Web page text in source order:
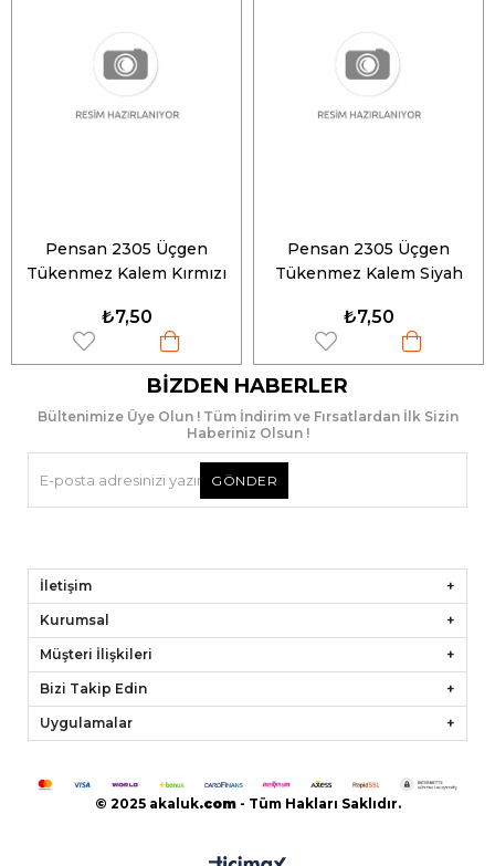
Pensan 2305 Üçgen
Tükenmez Kalem Kırmızı
₺7,50
Pensan 2305 Üçgen
Tükenmez Kalem Siyah
₺7,50
BIZDEN HABERLER
Bültenimize Üye Olun ! Tüm İndirim ve Fırsatlardan İlk Sizin
Haberiniz Olsun !
GÖNDER
İletişim
Kurumsal
Müşteri İlişkileri
Bizi Takip Edin
Uygulamalar
© 2025 akaluk.com- Tüm Hakları Saklıdır.